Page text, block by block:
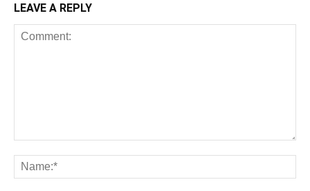
LEAVE A REPLY